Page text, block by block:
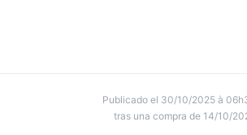
Publicado el 30/10/2025 à
tras una compra de 14/10/